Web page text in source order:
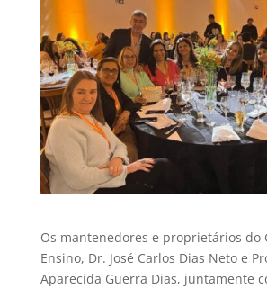
Os mantenedores e proprietários do
Ensino, Dr. José Carlos Dias Neto e
Aparecida Guerra Dias, juntamente